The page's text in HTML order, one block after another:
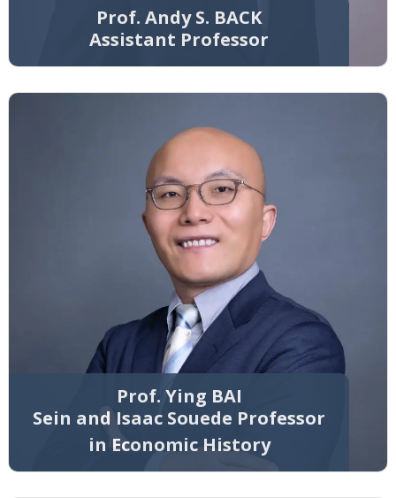
Prof. Andy S. BACK
Assistant Professor
Prof. Ying BAI
Sein and Isaac Souede Professor
in Economic History